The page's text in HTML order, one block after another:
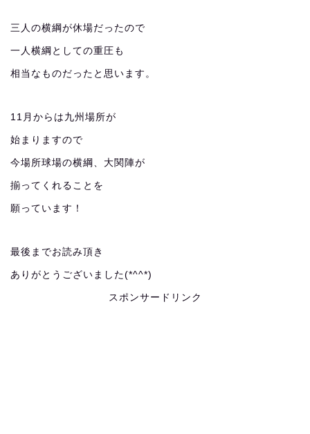
三人の横綱が休場だったので
一人横綱としての重圧も
相当なものだったと思います。
11月からは九州場所が
始まりますので
今場所球場の横綱、大関陣が
揃ってくれることを
願っています！
最後までお読み頂き
ありがとうございました(*^^*)
スポンサードリンク